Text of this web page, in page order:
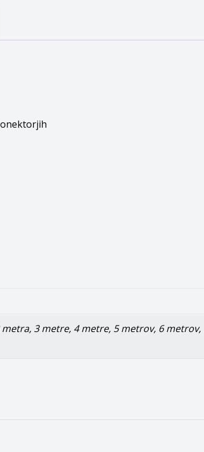
metra, 3 metre, 4 metre, 5 metrov, 6 metrov,